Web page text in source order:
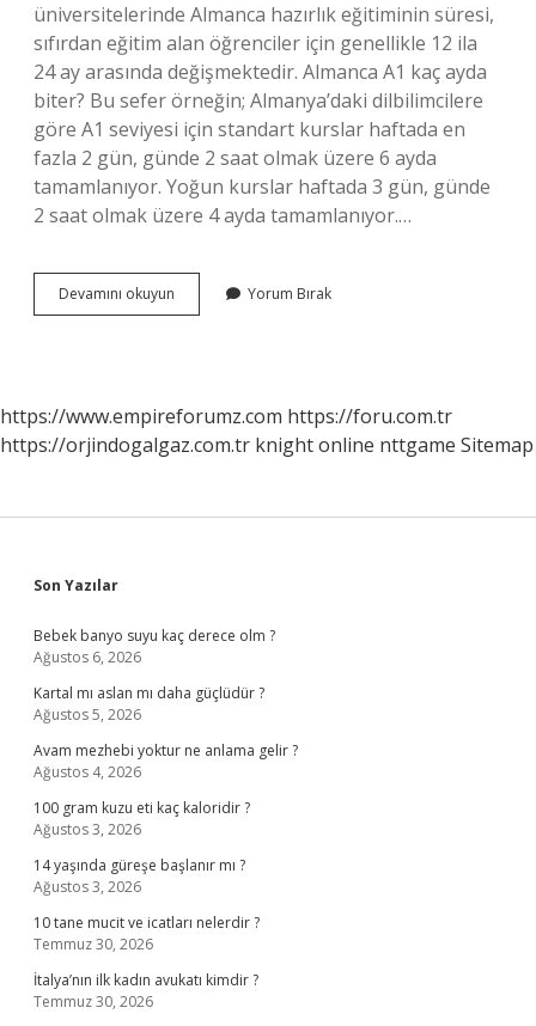
üniversitelerinde Almanca hazırlık eğitiminin süresi,
sıfırdan eğitim alan öğrenciler için genellikle 12 ila
24 ay arasında değişmektedir. Almanca A1 kaç ayda
biter? Bu sefer örneğin; Almanya’daki dilbilimcilere
göre A1 seviyesi için standart kurslar haftada en
fazla 2 gün, günde 2 saat olmak üzere 6 ayda
tamamlanıyor. Yoğun kurslar haftada 3 gün, günde
2 saat olmak üzere 4 ayda tamamlanıyor.…
Devamını okuyun Almanca
Öğrenmek
Çalışmalı
Yorum Bırak
https://www.empireforumz.com https://foru.com.tr
https://orjindogalgaz.com.tr knight online nttgame Sitemap
Sidebar
Son Yazılar
Bebek banyo suyu kaç derece olm ?
Ağustos 6, 2026
Kartal mı aslan mı daha güçlüdür ?
Ağustos 5, 2026
Avam mezhebi yoktur ne anlama gelir ?
Ağustos 4, 2026
100 gram kuzu eti kaç kaloridir ?
Ağustos 3, 2026
14 yaşında güreşe başlanır mı ?
Ağustos 3, 2026
10 tane mucit ve icatları nelerdir ?
Temmuz 30, 2026
İtalya’nın ilk kadın avukatı kimdir ?
Temmuz 30, 2026